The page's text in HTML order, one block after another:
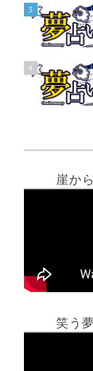
3
4
崖か
笑う